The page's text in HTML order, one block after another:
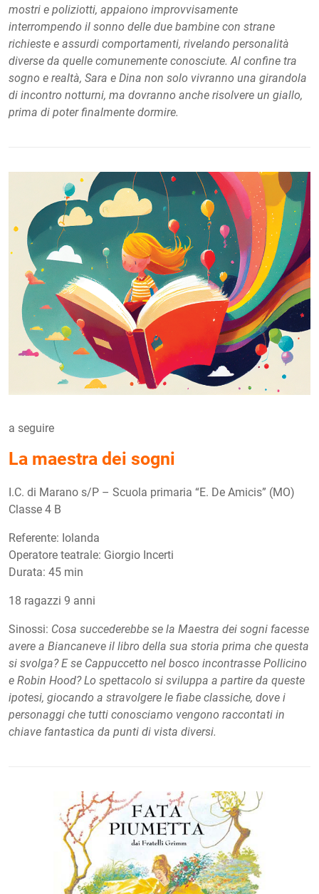
mostri e poliziotti, appaiono improvvisamente
interrompendo il sonno delle due bambine con strane
richieste e assurdi comportamenti, rivelando personalità
diverse da quelle comunemente conosciute. Al confine tra
sogno e realtà, Sara e Dina non solo vivranno una girandola
di incontro notturni, ma dovranno anche risolvere un giallo,
prima di poter finalmente dormire.
a seguire
La maestra dei sogni
I.C. di Marano s/P – Scuola primaria “E. De Amicis” (MO)
Classe 4 B
Referente: Iolanda
Operatore teatrale: Giorgio Incerti
Durata: 45 min
18 ragazzi 9 anni
Sinossi: Cosa succederebbe se la Maestra dei sogni facesse
avere a Biancaneve il libro della sua storia prima che questa
si svolga? E se Cappuccetto nel bosco incontrasse Pollicino
e Robin Hood? Lo spettacolo si sviluppa a partire da queste
ipotesi, giocando a stravolgere le fiabe classiche, dove i
personaggi che tutti conosciamo vengono raccontati in
chiave fantastica da punti di vista diversi.